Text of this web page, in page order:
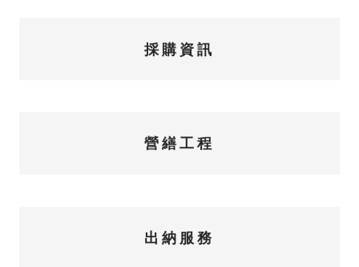
採購資訊
營繕工程
出納服務